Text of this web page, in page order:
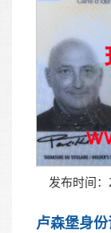
发布时间
卢森堡身